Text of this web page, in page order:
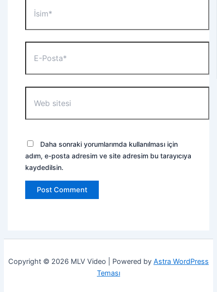
Posta*
sitesi
Daha sonraki yorumlarımda kullanılması için
adım, e-posta adresim ve site adresim bu tarayıcıya
kaydedilsin.
Copyright © 2026 MLV Video | Powered by Astra WordPress
Teması